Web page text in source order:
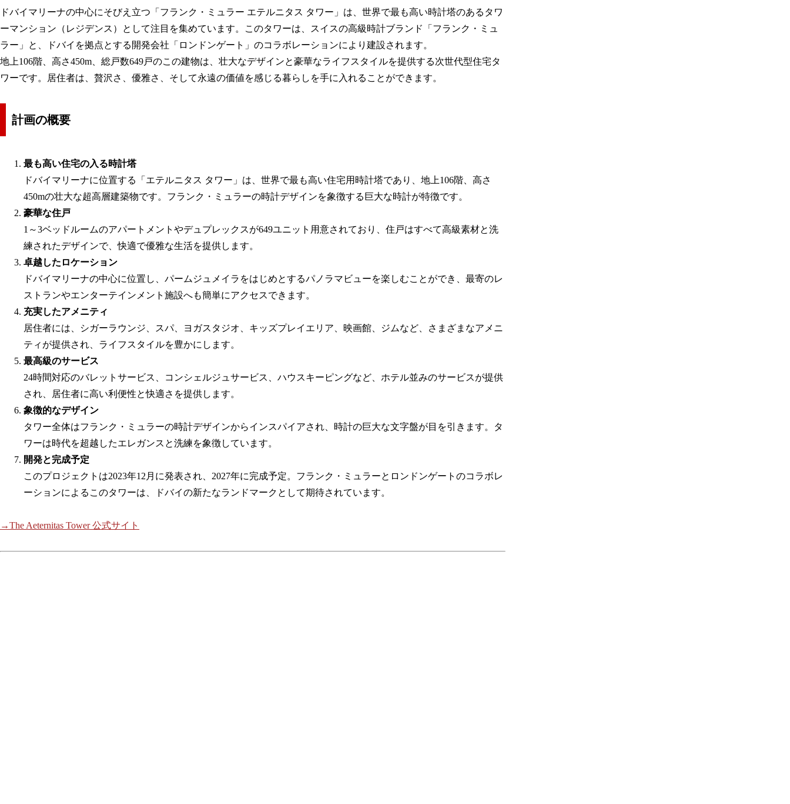
ドバイマリーナの中心にそびえ立つ「フランク・ミュラー エテルニタス タワー」は、世界で最も高い時計塔のあるタワ
ーマンション（レジデンス）として注目を集めています。このタワーは、スイスの高級時計ブランド「フランク・ミュ
ラー」と、ドバイを拠点とする開発会社「ロンドンゲート」のコラボレーションにより建設されます。
地上106階、高さ450m、総戸数649戸のこの建物は、壮大なデザインと豪華なライフスタイルを提供する次世代型住宅タ
ワーです。居住者は、贅沢さ、優雅さ、そして永遠の価値を感じる暮らしを手に入れることができます。
計画の概要
最も高い住宅の入る時計塔
ドバイマリーナに位置する「エテルニタス タワー」は、世界で最も高い住宅用時計塔であり、地上106階、高さ
450mの壮大な超高層建築物です。フランク・ミュラーの時計デザインを象徴する巨大な時計が特徴です。
豪華な住戸
1～3ベッドルームのアパートメントやデュプレックスが649ユニット用意されており、住戸はすべて高級素材と洗
練されたデザインで、快適で優雅な生活を提供します。
卓越したロケーション
ドバイマリーナの中心に位置し、パームジュメイラをはじめとするパノラマビューを楽しむことができ、最寄のレ
ストランやエンターテインメント施設へも簡単にアクセスできます。
充実したアメニティ
居住者には、シガーラウンジ、スパ、ヨガスタジオ、キッズプレイエリア、映画館、ジムなど、さまざまなアメニ
ティが提供され、ライフスタイルを豊かにします。
最高級のサービス
24時間対応のバレットサービス、コンシェルジュサービス、ハウスキーピングなど、ホテル並みのサービスが提供
され、居住者に高い利便性と快適さを提供します。
象徴的なデザイン
タワー全体はフランク・ミュラーの時計デザインからインスパイアされ、時計の巨大な文字盤が目を引きます。タ
ワーは時代を超越したエレガンスと洗練を象徴しています。
開発と完成予定
このプロジェクトは2023年12月に発表され、2027年に完成予定。フランク・ミュラーとロンドンゲートのコラボレ
ーションによるこのタワーは、ドバイの新たなランドマークとして期待されています。
→The Aeternitas Tower 公式サイト